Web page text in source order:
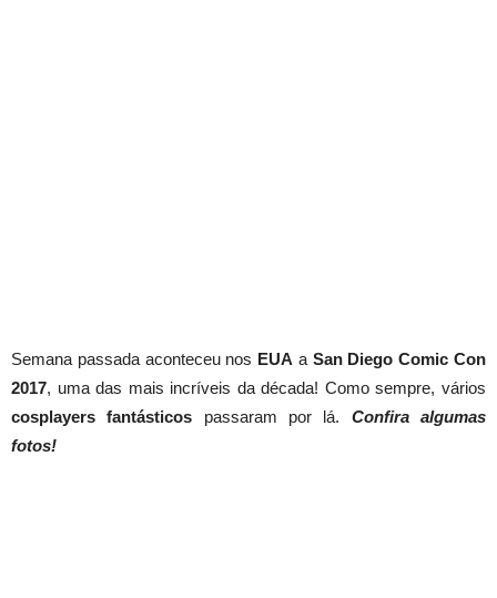
Semana passada aconteceu nos EUA aSan Diego Comic Con
2017, uma das mais incríveis da década! Como sempre, vários
cosplayers
fantásticos passaram por lá. Confira algumas
fotos!